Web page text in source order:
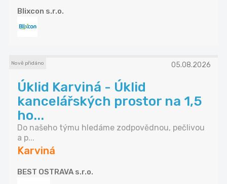
Blixcon s.r.o.
Nově přidáno 05.08.2026
Úklid Karviná - Úklid
kancelářských prostor na 1,5
ho...
Do našeho týmu hledáme zodpovědnou, pečlivou
a p...
Karviná
BEST OSTRAVA s.r.o.